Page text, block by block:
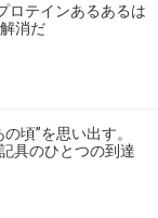
ロテインあるあるは
消だ
頃”を思い出す。
具のひとつの到達